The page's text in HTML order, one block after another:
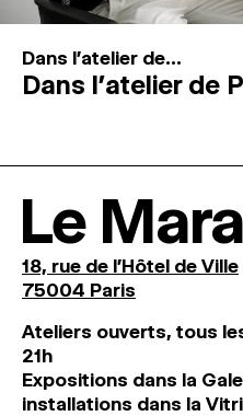
Dans l'atelier de...
Dans l’atelier de
Le
18, rue de l'Hôtel de Ville
75004 Paris
Ateliers ouverts, tous
21h
Expositions dans la
installations dans la